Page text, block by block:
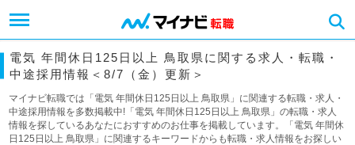
電気 年間休日125日以上 鳥取県に関する求人・転職・
中途採用情報＜8/7（金）更新＞
マイナビ転職では「電気 年間休日125日以上 鳥取県」に関連する転職・求人・
中途採用情報を多数掲載中!「電気 年間休日125日以上 鳥取県」の転職・求人
情報を探しているあなたにおすすめのお仕事を掲載しています。「電気 年間休
日125日以上 鳥取県」に関連するキーワードからも転職・求人情報をお探しい